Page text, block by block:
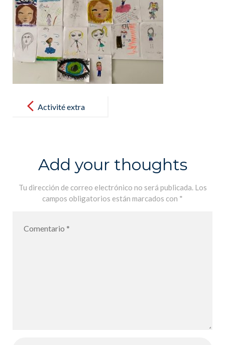
navigationActivité extra
extraescolar:
clase de
pintura
Add your thoughts
Tu dirección de correo electrónico no será publicada. Los
campos obligatorios están marcados con *